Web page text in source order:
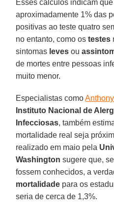
Esses cálculos indicam
aproximadamente 1% das
positivas ao teste quatro
no entanto, como ostestes
sintomas leves ou
de mortes entre pessoas
muito menor.
Especialistas como
Instituto Nacional de
Infecciosas, também
mortalidade real seja
realizado em maio pela
Washington sugere que,
fossem conhecidos, a
mortalidade para os
seria de cerca de 1,3%.